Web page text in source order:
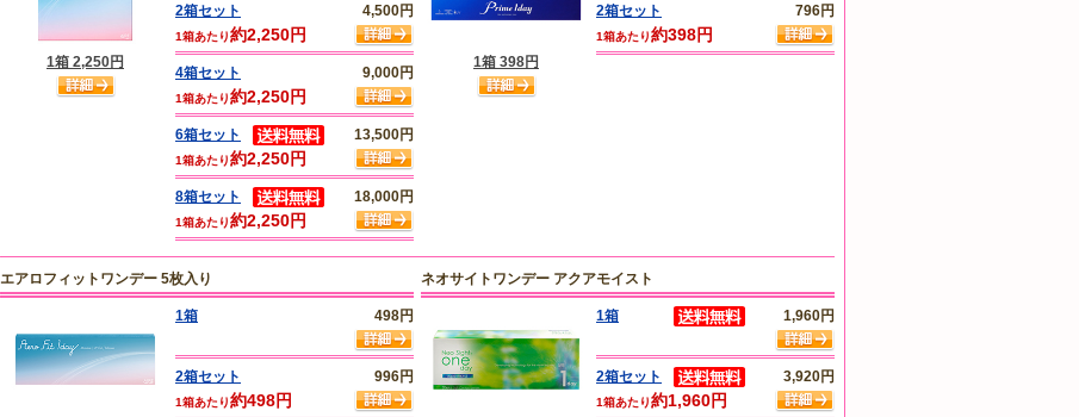
1箱 2,250円
2箱セット 4,500円
1箱あたり約2,250円
4箱セット 9,000円
1箱あたり約2,250円
6箱セット 13,500円
1箱あたり約2,250円
8箱セット 18,000円
1箱あたり約2,250円
1箱 398円
2箱セット 796円
1箱あたり約398円
エアロフィットワンデー 5枚入り
1箱 498円
2箱セット 996円
1箱あたり約498円
ネオサイトワンデー アクアモイスト
1箱 1,960円
2箱セット 3,920円
1箱あたり約1,960円